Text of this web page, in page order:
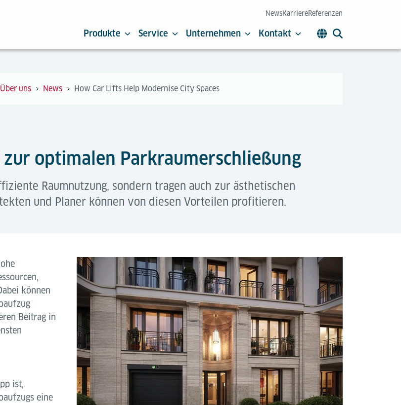
NewsKarriereReferenzen
Produkte Service Unternehmen Kontakt
Über uns News How Car Lifts Help Modernise City Spaces
zur optimalen Parkraumerschließung
Raumnutzung, sondern tragen auch zur ästhetischen
und Planer können von diesen Vorteilen profitieren.
können
Beitrag in
ist,
eine